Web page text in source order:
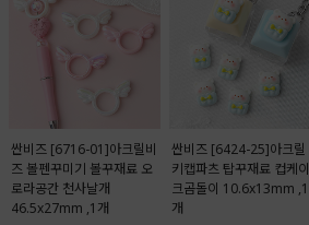
싼비즈 [6716-01]아크릴비
즈 볼펜꾸미기 볼꾸재료 오
로라공간 천사날개
46.5x27mm ,1개
싼비즈 [6424-25]아크릴
키캡파츠 탑꾸재료 컵케이
크곰돌이 10.6x13mm ,1
개